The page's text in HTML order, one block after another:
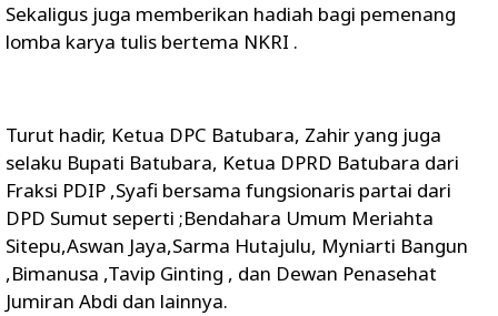
Sekaligus juga memberikan hadiah bagi pemenang
lomba karya tulis bertema NKRI .
Turut hadir, Ketua DPC Batubara, Zahir yang juga
selaku Bupati Batubara, Ketua DPRD Batubara dari
Fraksi PDIP ,Syafi bersama fungsionaris partai dari
DPD Sumut seperti ;Bendahara Umum Meriahta
Sitepu,Aswan Jaya,Sarma Hutajulu, Myniarti Bangun
,Bimanusa ,Tavip Ginting , dan Dewan Penasehat
Jumiran Abdi dan lainnya.